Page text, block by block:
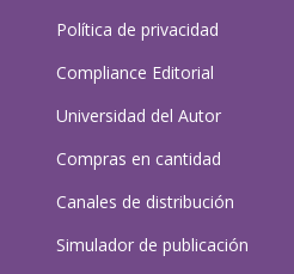
Política de privacidad
Compliance Editorial
Universidad del Autor
Compras en cantidad
Canales de distribución
Simulador de publicación